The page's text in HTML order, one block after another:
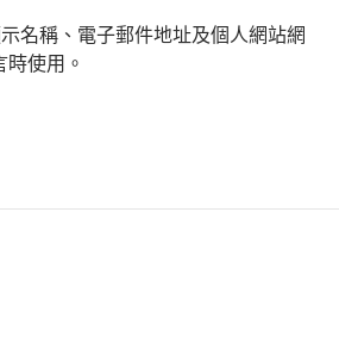
名稱、電子郵件地址及個人網站網
使用。